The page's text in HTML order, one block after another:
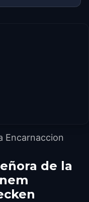
Encarnaccion
de la